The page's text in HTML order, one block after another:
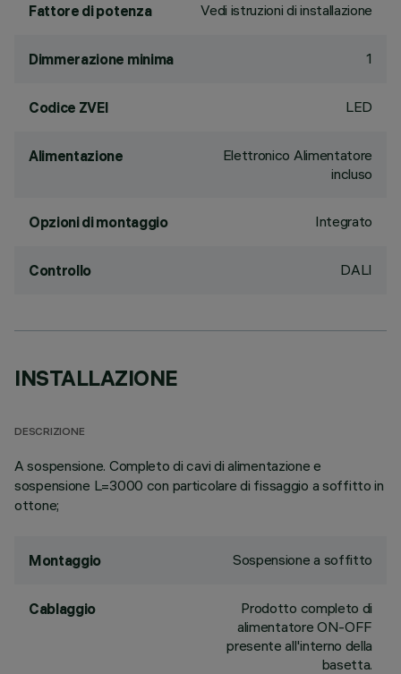
Fattore di potenza Vedi istruzioni di installazione
Dimmerazione minima 1
Codice ZVEI LED
Alimentazione
Elettronico Alimentatore
incluso
Opzioni di montaggio Integrato
Controllo DALI
INSTALLAZIONE
DESCRIZIONE
A sospensione. Completo di cavi di alimentazione e
sospensione L=3000 con particolare di fissaggio a soffitto in
ottone;
Montaggio Sospensione a soffitto
Cablaggio
Prodotto completo di
alimentatore ON-OFF
presente all'interno della
basetta.